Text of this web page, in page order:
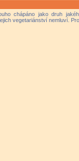
chápáno jako druh
vegetariánství nemluví.